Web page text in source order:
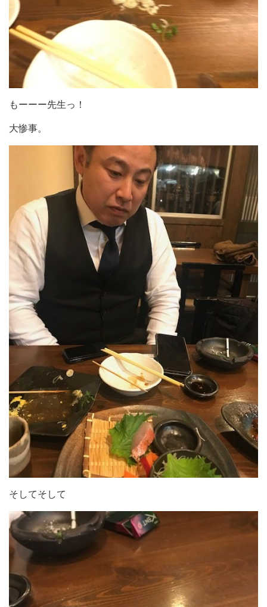
もーーー先生っ！
大惨事。
そしてそして